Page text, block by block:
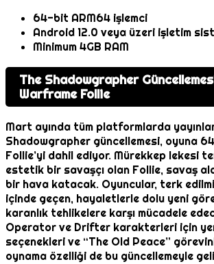
64-bit ARM64 işlemci
Android 12.0 veya üzeri işletim
Minimum 4GB RAM
The Shadowgrapher
Warframe Follie
Mart ayında tüm platformlarda
Shadowgrapher güncellemesi, oyuna
Follie’yi dahil ediyor. Mürekkep lekesi
estetik bir savaşçı olan Follie, savaş
bir hava katacak. Oyuncular, terk
içinde geçen, hayaletlerle dolu yeni
karanlık tehlikelere karşı mücadele
Operator ve Drifter karakterleri için
seçenekleri ve “The Old Peace”
oynama özelliği de bu güncellemeyle